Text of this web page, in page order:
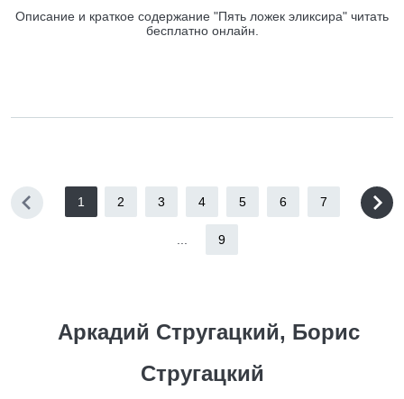
Описание и краткое содержание "Пять ложек эликсира" читать
бесплатно онлайн.
1 2 3 4 5 6 7
9
Аркадий Стругацкий, Борис
Стругацкий